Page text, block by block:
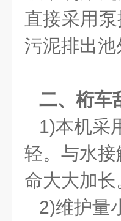
直接采用
污泥排出
二、桁车
1)本机采
轻。与水
命大大加长
2)维护量